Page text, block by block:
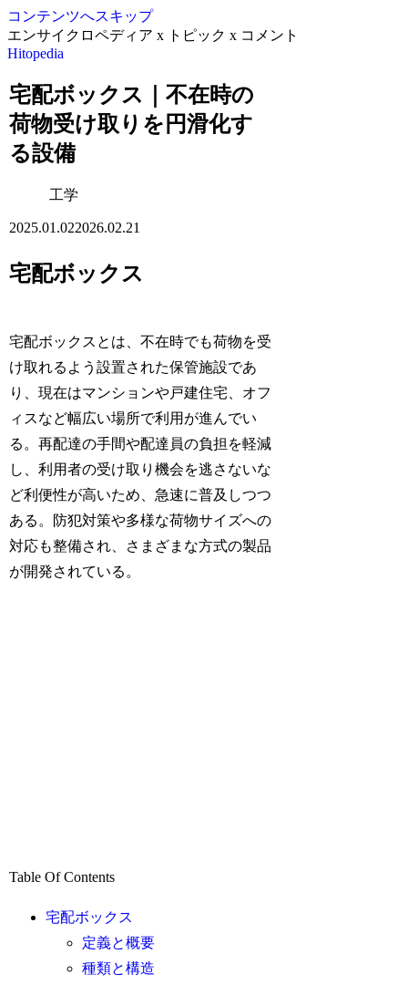
コンテンツへスキップ
エンサイクロペディア x トピック x コメント
Hitopedia
宅配ボックス｜不在時の
荷物受け取りを円滑化す
る設備
工学
2025.01.022026.02.21
宅配ボックス
宅配ボックスとは、不在時でも荷物を受
け取れるよう設置された保管施設であ
り、現在はマンションや戸建住宅、オフ
ィスなど幅広い場所で利用が進んでい
る。再配達の手間や配達員の負担を軽減
し、利用者の受け取り機会を逃さないな
ど利便性が高いため、急速に普及しつつ
ある。防犯対策や多様な荷物サイズへの
対応も整備され、さまざまな方式の製品
が開発されている。
Table Of Contents
宅配ボックス
定義と概要
種類と構造